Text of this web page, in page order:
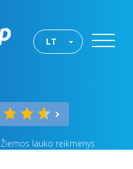
LT
Žiemos lauko reikmenys